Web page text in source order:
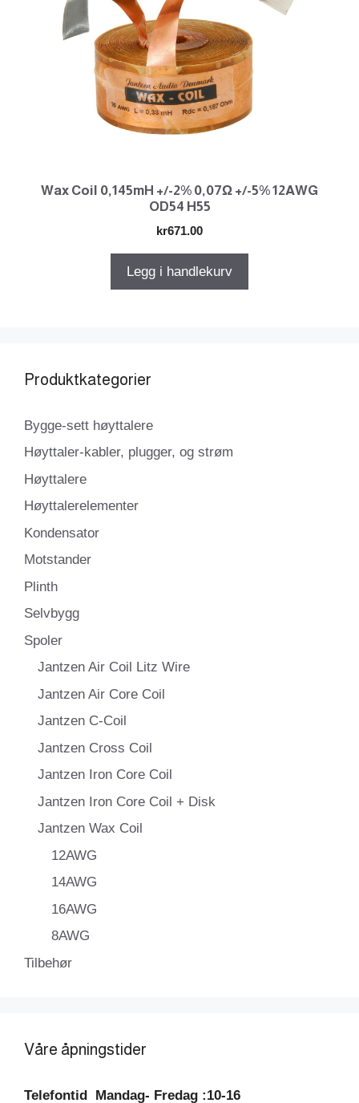
Wax Coil 0,145mH +/-2% 0,07Ω +/-5% 12AWG
OD54 H55
kr671.00
Legg i handlekurv
Produktkategorier
Bygge-sett høyttalere
Høyttaler-kabler, plugger, og strøm
Høyttalere
Høyttalerelementer
Kondensator
Motstander
Plinth
Selvbygg
Spoler
Jantzen Air Coil Litz Wire
Jantzen Air Core Coil
Jantzen C-Coil
Jantzen Cross Coil
Jantzen Iron Core Coil
Jantzen Iron Core Coil + Disk
Jantzen Wax Coil
12AWG
14AWG
16AWG
8AWG
Tilbehør
Våre åpningstider
Telefontid Mandag- Fredag :10-16